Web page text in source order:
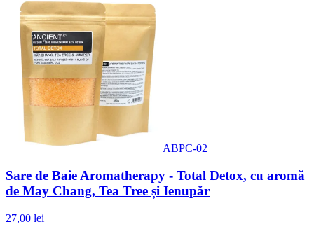
ABPC-02
Sare de Baie Aromatherapy - Total Detox, cu aromă
de May Chang, Tea Tree și Ienupăr
27,00 lei